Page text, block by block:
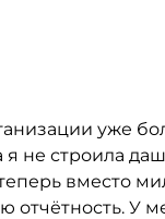
уже
не строила
вместо
отчётность. У